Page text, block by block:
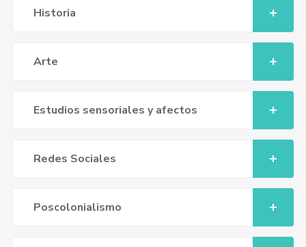
Historia
Arte
Estudios sensoriales y afectos
Redes Sociales
Poscolonialismo